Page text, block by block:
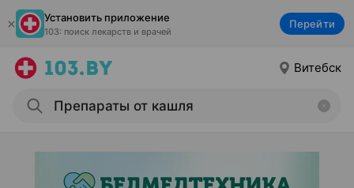
Установить приложение
103: поиск лекарств и врачей
Перейти
Витебск